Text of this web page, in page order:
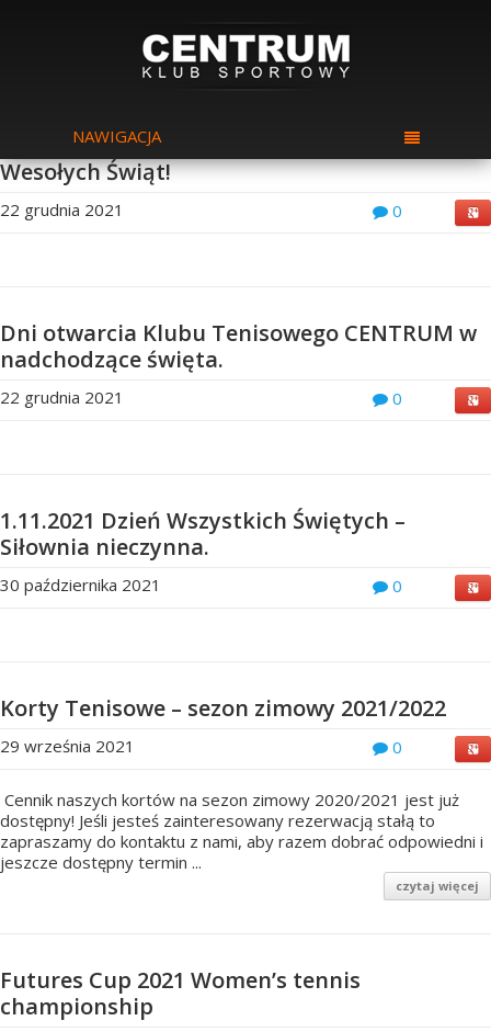
NAWIGACJA
Wesołych Świąt!
0
22 grudnia 2021
Dni otwarcia Klubu Tenisowego CENTRUM w
nadchodzące święta.
0
22 grudnia 2021
1.11.2021 Dzień Wszystkich Świętych –
Siłownia nieczynna.
0
30 października 2021
Korty Tenisowe – sezon zimowy 2021/2022
0
29 września 2021
Cennik naszych kortów na sezon zimowy 2020/2021 jest już
dostępny! Jeśli jesteś zainteresowany rezerwacją stałą to
zapraszamy do kontaktu z nami, aby razem dobrać odpowiedni i
jeszcze dostępny termin ...
czytaj więcej
Futures Cup 2021 Women’s tennis
championship